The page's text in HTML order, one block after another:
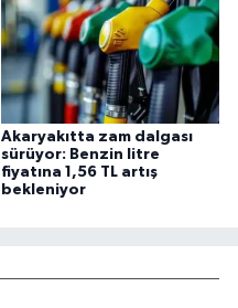
Akaryakıtta zam dalgası
sürüyor: Benzin litre
fiyatına 1,56 TL artış
bekleniyor